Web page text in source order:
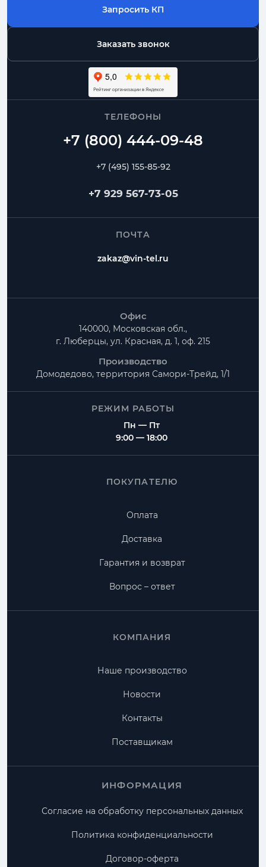
Запросить КП
Заказать звонок
ТЕЛЕФОНЫ
+7 (495) 155-85-92
+7 929 567-73-05
ПОЧТА
zakaz@vin-tel.ru
Офис
140000, Московская обл.,
г. Люберцы, ул. Красная, д. 1, оф. 215
Производство
Домодедово, территория Самори-Трейд, 1/1
РЕЖИМ РАБОТЫ
Пн — Пт
9:00 — 18:00
ПОКУПАТЕЛЮ
Оплата
Доставка
Гарантия и возврат
Вопрос – ответ
КОМПАНИЯ
Наше производство
Новости
Контакты
Поставщикам
ИНФОРМАЦИЯ
Согласие на обработку персональных данных
Политика конфиденциальности
Договор-оферта